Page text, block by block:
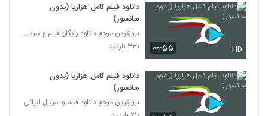
۰۰:۵۵ HD
دانلود فیلم کامل هزارپا (بدون
سانسور)
بروزترین مرجع دانلود رایگان فیلم و سریال ایرانی
۳۳۱ بازدید
دانلود فیلم کامل هزارپا (بدون
سانسور)
بروزترین مرجع دانلود فیلم و سریال ایرانی